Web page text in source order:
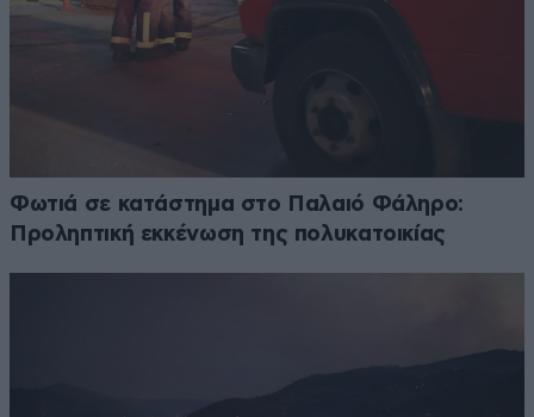
Φωτιά σε κατάστημα στο Παλαιό Φάληρο:
Προληπτική εκκένωση της πολυκατοικίας